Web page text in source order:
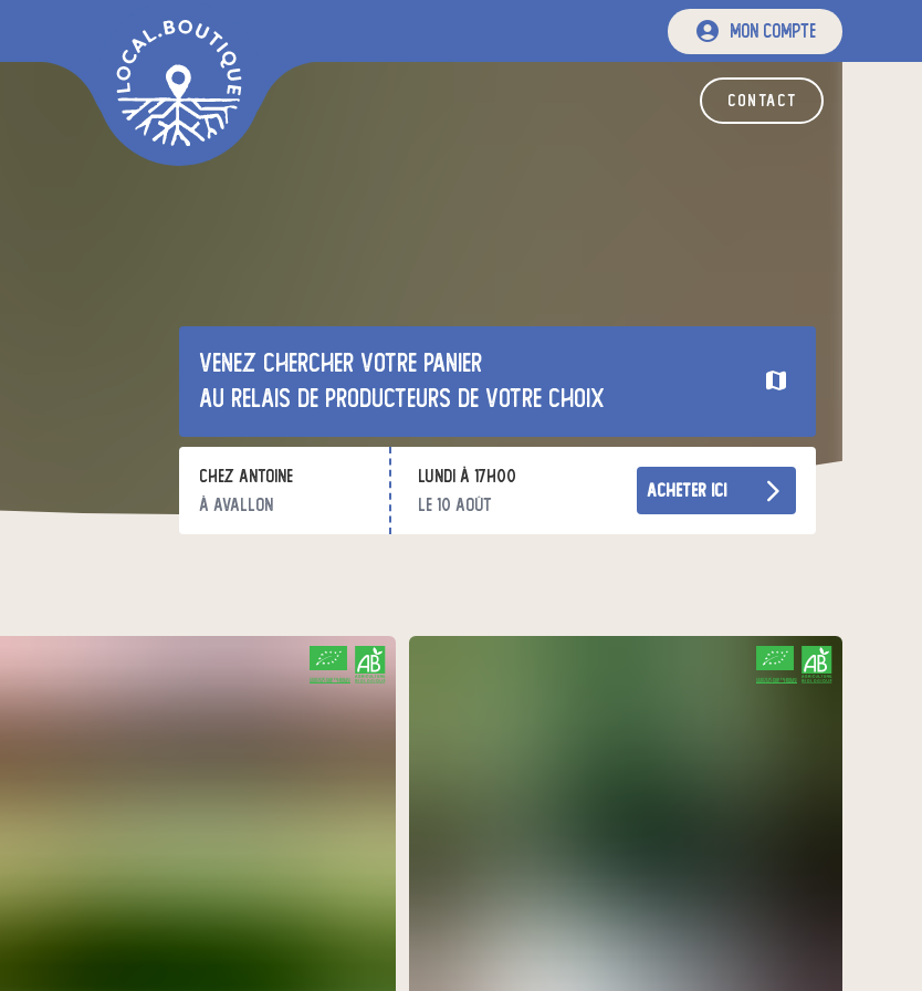
mon compte
contact
Venez chercher votre panier
au relais de producteurs de votre choix
Chez Antoine
à Avallon
lundi à 17h00
le 10 août
acheter ici
CERTIFIÉ PAR FR-BIO-01
AGRICULTURE FRANCE CERTIFIÉ PAR FR-BIO-01
AGRICULTURE FRANCE